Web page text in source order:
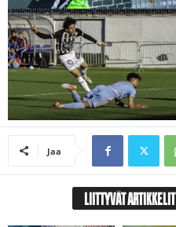
Jaa
LIITTYVÄT ARTIKKELIT